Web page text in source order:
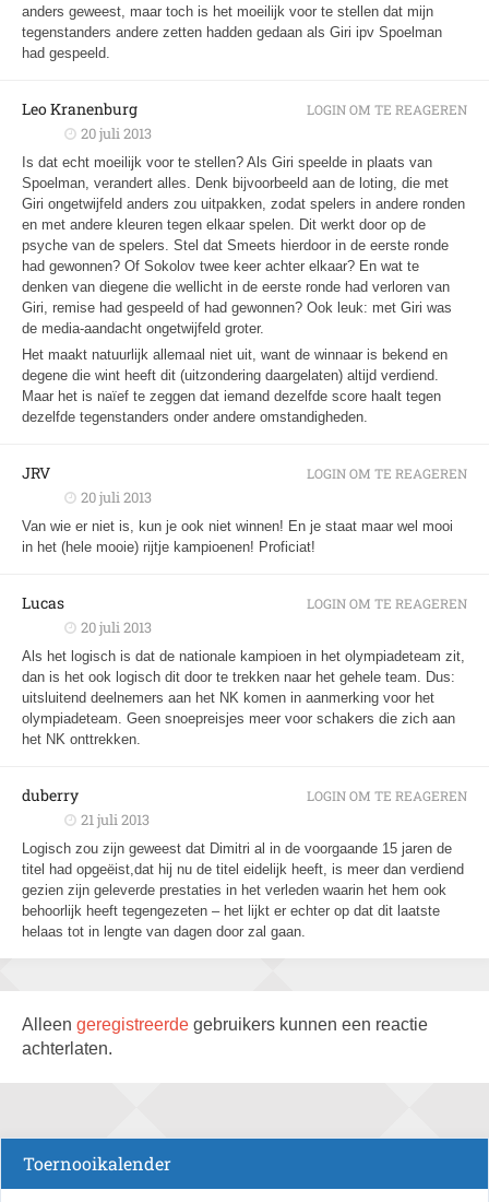
anders geweest, maar toch is het moeilijk voor te stellen dat mijn
tegenstanders andere zetten hadden gedaan als Giri ipv Spoelman
had gespeeld.
Leo Kranenburg
20 juli 2013
Is dat echt moeilijk voor te stellen? Als Giri speelde in plaats van
Spoelman, verandert alles. Denk bijvoorbeeld aan de loting, die met
Giri ongetwijfeld anders zou uitpakken, zodat spelers in andere ronden
en met andere kleuren tegen elkaar spelen. Dit werkt door op de
psyche van de spelers. Stel dat Smeets hierdoor in de eerste ronde
had gewonnen? Of Sokolov twee keer achter elkaar? En wat te
denken van diegene die wellicht in de eerste ronde had verloren van
Giri, remise had gespeeld of had gewonnen? Ook leuk: met Giri was
de media-aandacht ongetwijfeld groter.
Het maakt natuurlijk allemaal niet uit, want de winnaar is bekend en
degene die wint heeft dit (uitzondering daargelaten) altijd verdiend.
Maar het is naïef te zeggen dat iemand dezelfde score haalt tegen
dezelfde tegenstanders onder andere omstandigheden.
LOGIN OM TE REAGEREN
JRV
20 juli 2013
Van wie er niet is, kun je ook niet winnen! En je staat maar wel mooi
in het (hele mooie) rijtje kampioenen! Proficiat!
LOGIN OM TE REAGEREN
Lucas
20 juli 2013
Als het logisch is dat de nationale kampioen in het olympiadeteam zit,
dan is het ook logisch dit door te trekken naar het gehele team. Dus:
uitsluitend deelnemers aan het NK komen in aanmerking voor het
olympiadeteam. Geen snoepreisjes meer voor schakers die zich aan
het NK onttrekken.
LOGIN OM TE REAGEREN
duberry
21 juli 2013
Logisch zou zijn geweest dat Dimitri al in de voorgaande 15 jaren de
titel had opgeëist,dat hij nu de titel eidelijk heeft, is meer dan verdiend
gezien zijn geleverde prestaties in het verleden waarin het hem ook
behoorlijk heeft tegengezeten – het lijkt er echter op dat dit laatste
helaas tot in lengte van dagen door zal gaan.
LOGIN OM TE REAGEREN
Alleen geregistreerde gebruikers kunnen een reactie
achterlaten.
Toernooikalender